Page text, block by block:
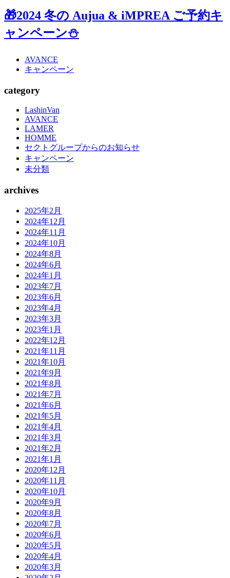
🎁2024 冬の Aujua & iMPREA ご予約キ
ャンペーン⛄
AVANCE
キャンペーン
category
LashinVan
AVANCE
LAMER
HOMME
セクトグループからのお知らせ
キャンペーン
未分類
archives
2025年2月
2024年12月
2024年11月
2024年10月
2024年8月
2024年6月
2024年1月
2023年7月
2023年6月
2023年4月
2023年3月
2023年1月
2022年12月
2021年11月
2021年10月
2021年9月
2021年8月
2021年7月
2021年6月
2021年5月
2021年4月
2021年3月
2021年2月
2021年1月
2020年12月
2020年11月
2020年10月
2020年9月
2020年8月
2020年7月
2020年6月
2020年5月
2020年4月
2020年3月